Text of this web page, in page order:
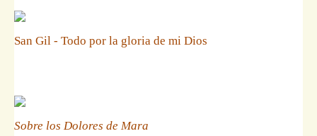
San Gil - Todo por la gloria de mi Dios
Sobre los Dolores de Mara